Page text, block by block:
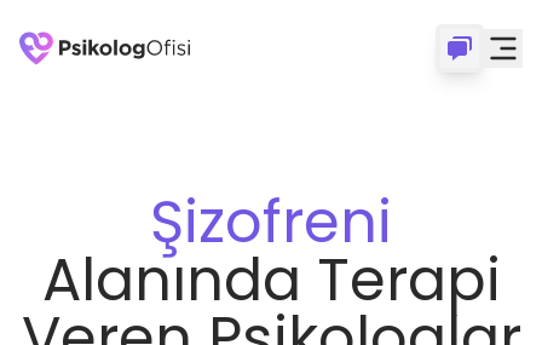
Şizofreni
Alanında Terapi